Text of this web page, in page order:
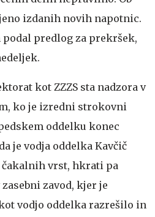
izdanih novih napotnic.
podal predlog za prekršek,
kot ZZZS sta nadzora v
ko je izredni strokovni
oddelku konec
je vodja oddelka Kavčič
čakalnih vrst, hkrati pa
zavod, kjer je
vodjo oddelka razrešilo in